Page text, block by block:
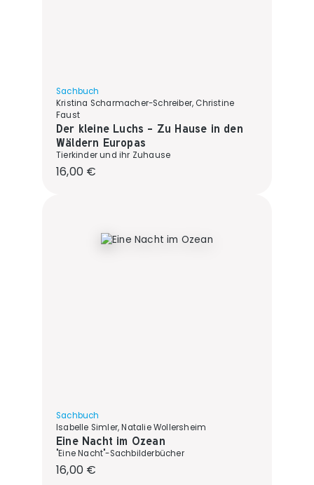
Sachbuch
Kristina Scharmacher-Schreiber, Christine
Faust
Der kleine Luchs - Zu Hause in den
Wäldern Europas
Tierkinder und ihr Zuhause
Regulärer Preis:
16,00 €
Sachbuch
Isabelle Simler, Natalie Wollersheim
Eine Nacht im Ozean
"Eine Nacht"-Sachbilderbücher
Regulärer Preis:
16,00 €